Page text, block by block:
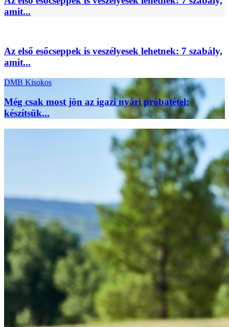
amit...
Az első esőcseppek is veszélyesek lehetnek: 7 szabály,
amit...
DMB Kisokos
Még csak most jön az igazi nyári próbatétel:
készítsük...